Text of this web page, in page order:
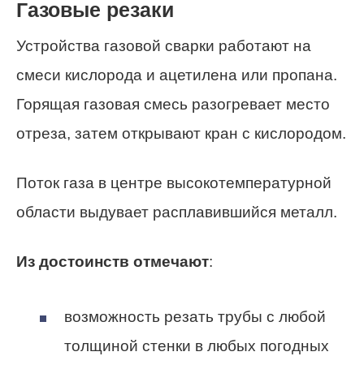
Газовые резаки
Устройства газовой сварки работают на
смеси кислорода и ацетилена или пропана.
Горящая газовая смесь разогревает место
отреза, затем открывают кран с кислородом.
Поток газа в центре высокотемпературной
области выдувает расплавившийся металл.
Из достоинств отмечают:
возможность резать трубы с любой
толщиной стенки в любых погодных